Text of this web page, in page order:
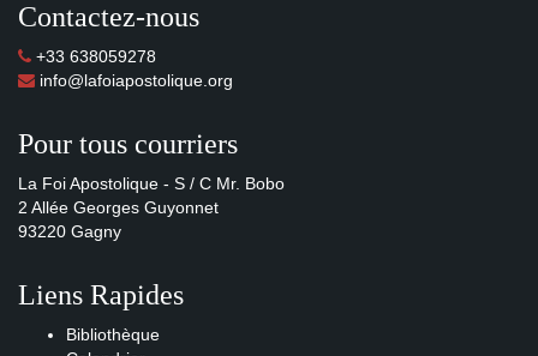
Contactez-nous
+33 638059278
info@lafoiapostolique.org
Pour tous courriers
La Foi Apostolique - S / C Mr. Bobo
2 Allée Georges Guyonnet
93220 Gagny
Liens Rapides
Bibliothèque